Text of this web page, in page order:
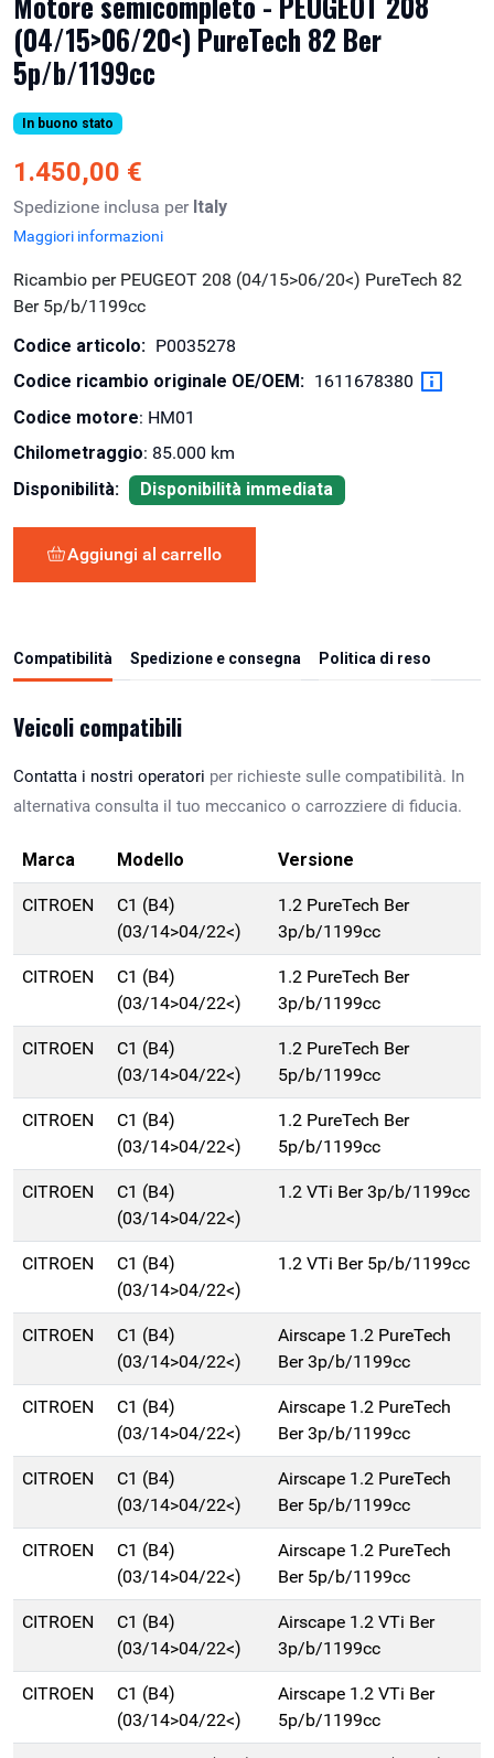
(04/15>06/20<) PureTech 82 Ber
5p/b/1199cc
In buono stato
1.450,00 €
Spedizione inclusa per Italy
Maggiori informazioni
Ricambio per PEUGEOT 208 (04/15>06/20<) PureTech 82
Ber 5p/b/1199cc
Codice articolo: P0035278
Codice ricambio originale OE/OEM: 1611678380
Codice motore: HM01
Chilometraggio: 85.000 km
Disponibilità:
Disponibilità immediata
Aggiungi al carrello
Compatibilità Spedizione e consegna Politica di reso
Veicoli compatibili
Contatta i nostri operatori per richieste sulle compatibilità. In
alternativa consulta il tuo meccanico o carrozziere di fiducia.
Marca Modello Versione
CITROEN
C1 (B4)
(03/14>04/22<)
1.2 PureTech Ber
3p/b/1199cc
CITROEN
C1 (B4)
(03/14>04/22<)
1.2 PureTech Ber
3p/b/1199cc
CITROEN
C1 (B4)
(03/14>04/22<)
1.2 PureTech Ber
5p/b/1199cc
CITROEN
C1 (B4)
(03/14>04/22<)
1.2 PureTech Ber
5p/b/1199cc
CITROEN
C1 (B4)
(03/14>04/22<)
1.2 VTi Ber 3p/b/1199cc
CITROEN
C1 (B4)
(03/14>04/22<)
1.2 VTi Ber 5p/b/1199cc
CITROEN
C1 (B4)
(03/14>04/22<)
Airscape 1.2 PureTech
Ber 3p/b/1199cc
CITROEN
C1 (B4)
(03/14>04/22<)
Airscape 1.2 PureTech
Ber 3p/b/1199cc
CITROEN
C1 (B4)
(03/14>04/22<)
Airscape 1.2 PureTech
Ber 5p/b/1199cc
CITROEN
C1 (B4)
(03/14>04/22<)
Airscape 1.2 PureTech
Ber 5p/b/1199cc
CITROEN
C1 (B4)
(03/14>04/22<)
Airscape 1.2 VTi Ber
3p/b/1199cc
CITROEN
C1 (B4)
(03/14>04/22<)
Airscape 1.2 VTi Ber
5p/b/1199cc